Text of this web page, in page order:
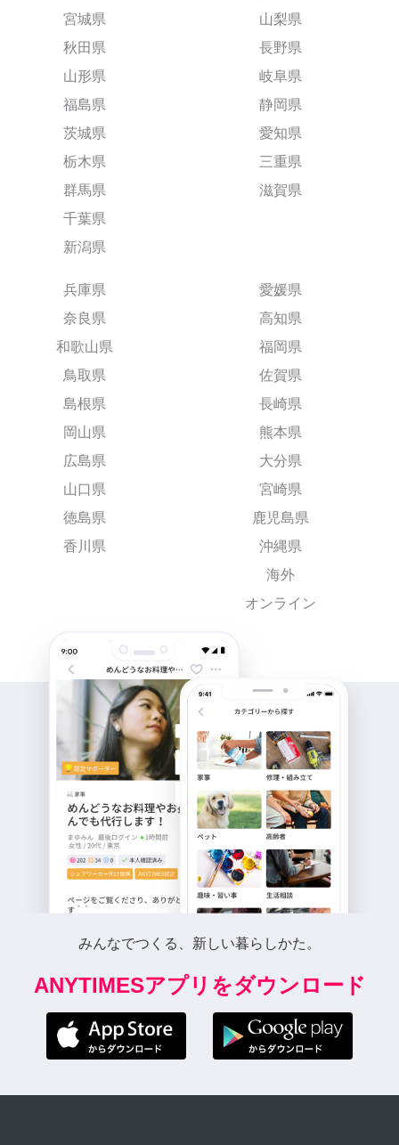
宮城県
秋田県
山形県
福島県
茨城県
栃木県
群馬県
千葉県
新潟県
山梨県
長野県
岐阜県
静岡県
愛知県
三重県
滋賀県
兵庫県
奈良県
和歌山県
鳥取県
島根県
岡山県
広島県
山口県
徳島県
香川県
愛媛県
高知県
福岡県
佐賀県
長崎県
熊本県
大分県
宮崎県
鹿児島県
沖縄県
海外
オンライン
みんなでつくる、新しい暮らしかた。
ANYTIMESアプリをダウンロード